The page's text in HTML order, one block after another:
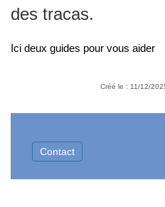
des tracas.
Ici deux guides pour vous aider
Créé le : 11/12/
Contact